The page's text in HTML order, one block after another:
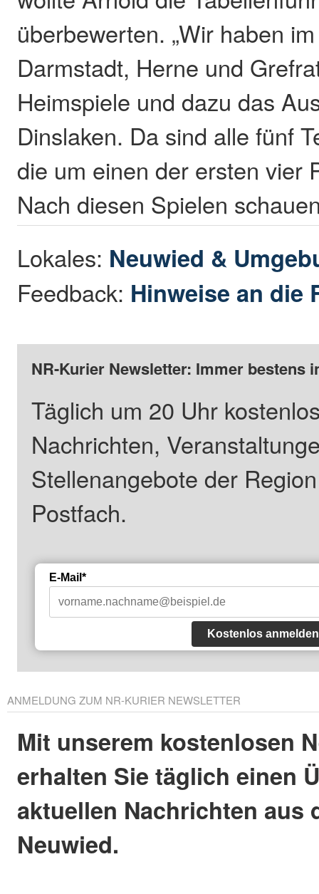
überbewerten. „Wir haben
Darmstadt, Herne und
Heimspiele und dazu das
Dinslaken. Da sind alle fünf
die um einen der ersten vier
Nach diesen Spielen
Lokales: Neuwied &
Feedback: Hinweise an die
NR-Kurier Newsletter: Immer bestens
Täglich um 20 Uhr
Nachrichten,
Stellenangebote der
Postfach.
E-Mail*
Kostenlos anmelden
ANMELDUNG ZUM NR-KURIER NEWSLETTER
Mit unserem kostenlosen
erhalten Sie täglich einen
aktuellen Nachrichten aus
Neuwied.